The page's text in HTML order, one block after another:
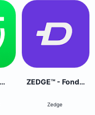
ZEDGE™ - Fonds
Zedge